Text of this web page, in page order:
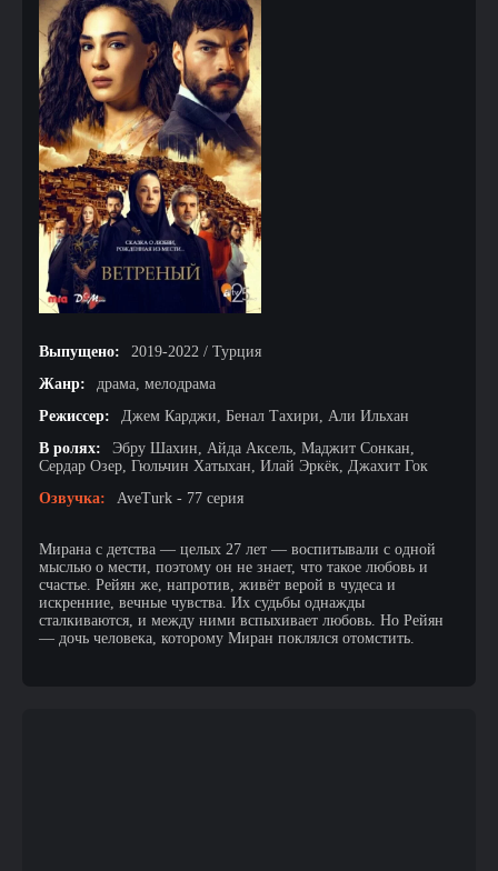
Выпущено:
2019-2022 / Турция
Жанр:
драма, мелодрама
Режиссер:
Джем Карджи, Бенал Тахири, Али Ильхан
В ролях:
Эбру Шахин, Айда Аксель, Маджит Сонкан,
Сердар Озер, Гюльчин Хатыхан, Илай Эркёк, Джахит Гок
Озвучка:
AveTurk - 77 серия
Мирана с детства — целых 27 лет — воспитывали с одной
мыслью о мести, поэтому он не знает, что такое любовь и
счастье. Рейян же, напротив, живёт верой в чудеса и
искренние, вечные чувства. Их судьбы однажды
сталкиваются, и между ними вспыхивает любовь. Но Рейян
— дочь человека, которому Миран поклялся отомстить.